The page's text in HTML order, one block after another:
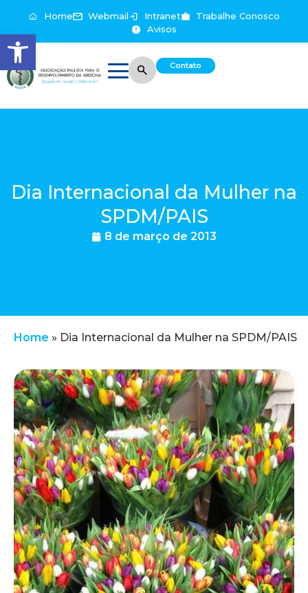
Abrir a barra de ferramentas
Home Webmail Intranet
Trabalhe Conosco
Avisos
Contato
Dia Internacional da Mulher na
SPDM/PAIS
8 de março de 2013
Home » Dia Internacional da Mulher na SPDM/PAIS